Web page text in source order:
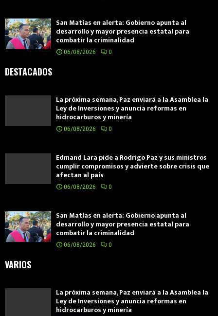
San Matías en alerta: Gobierno apunta al
desarrollo y mayor presencia estatal para
combatir la criminalidad
06/08/2026 0
DESTACADOS
La próxima semana, Paz enviará a la Asamblea la
Ley de Inversiones y anuncia reformas en
hidrocarburos y minería
06/08/2026 0
Edmand Lara pide a Rodrigo Paz y sus ministros
cumplir compromisos y advierte sobre crisis que
afectan al país
06/08/2026 0
San Matías en alerta: Gobierno apunta al
desarrollo y mayor presencia estatal para
combatir la criminalidad
06/08/2026 0
VARIOS
La próxima semana, Paz enviará a la Asamblea la
Ley de Inversiones y anuncia reformas en
hidrocarburos y minería